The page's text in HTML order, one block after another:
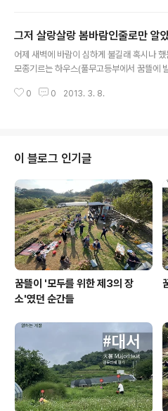
용삼촌이 도와주셔서 파종도 잘마치고 난방필
전열온상도 잘 만들어서 설치를 마쳤습니다.
렸습니다. -3월 3일 침종, 오늘 8일 파종 -작
묘상에서 사놓은 가지, 꽈리고추, 청양고추,
그저 살랑살랑 봄바람인줄로만 알
어제 새벽에 바람이 심하게 불길래 혹시나
모종기르는 하우스(풀무고등부에서 꿈뜰에
주일도 채 안됐는데요. ㅠㅠ
0 0 2013. 3. 8.
이 블로그 인기글
꿈뜰이 '모두를 위한 제3의 장
소'였던 순간들